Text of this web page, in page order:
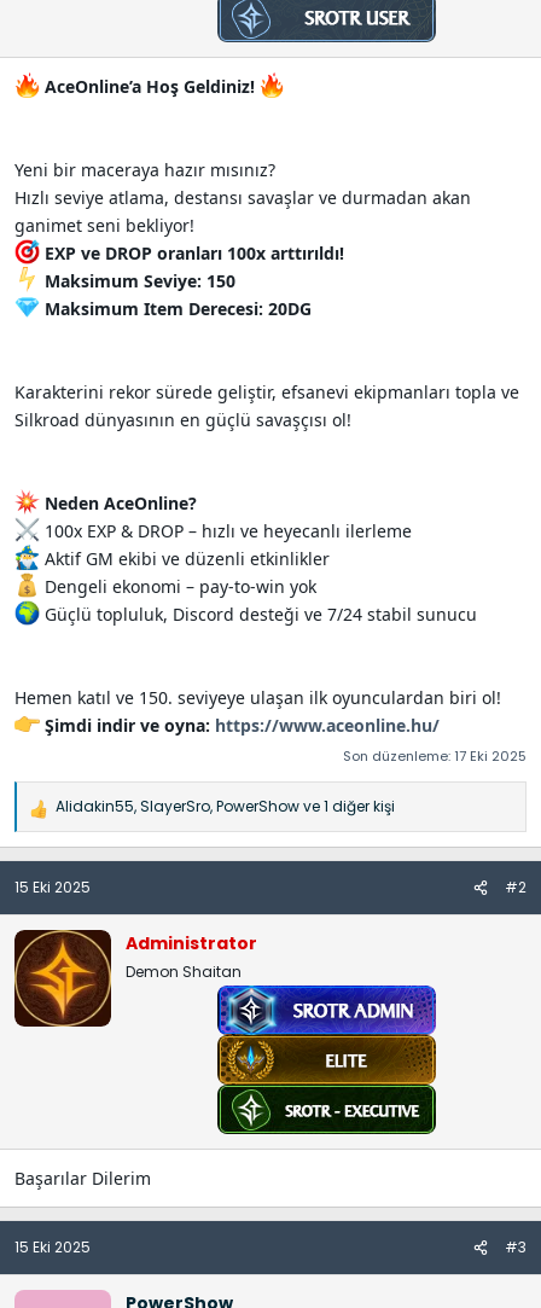
AceOnline’a Hoş Geldiniz!
Yeni bir maceraya hazır mısınız?
Hızlı seviye atlama, destansı savaşlar ve durmadan akan
ganimet seni bekliyor!
EXP ve DROP oranları 100x arttırıldı!
Maksimum Seviye: 150
Maksimum Item Derecesi: 20DG
Karakterini rekor sürede geliştir, efsanevi ekipmanları topla ve
Silkroad dünyasının en güçlü savaşçısı ol!
Neden AceOnline?
100x EXP & DROP – hızlı ve heyecanlı ilerleme
Aktif GM ekibi ve düzenli etkinlikler
Dengeli ekonomi – pay-to-win yok
Güçlü topluluk, Discord desteği ve 7/24 stabil sunucu
Hemen katıl ve 150. seviyeye ulaşan ilk oyunculardan biri ol!
Şimdi indir ve oyna: https://www.aceonline.hu/
Son düzenleme: 17 Eki 2025
İ
a
d
e
l
e
r
:
Alidakin55,SlayerSro,PowerShowve 1 diğer kişi
15 Eki 2025 #2
Administrator
Demon Shaitan
Başarılar Dilerim
15 Eki 2025 #3